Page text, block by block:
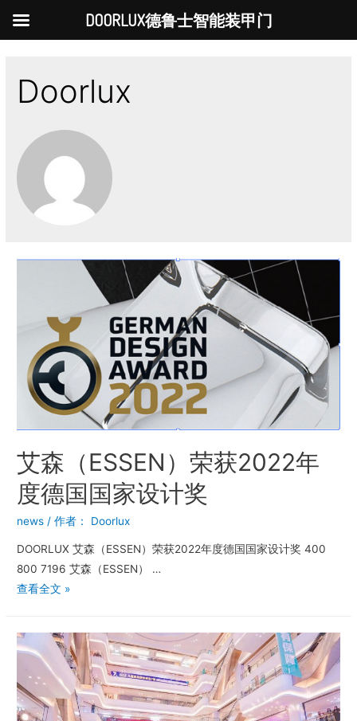
Doorlux
艾森（ESSEN）荣获2022年
度德国国家设计奖
news / 作者： Doorlux
DOORLUX 艾森（ESSEN）荣获2022年度德国国家设计奖 400
800 7196 艾森（ESSEN） …
查看全文 »
DOORLUX德鲁士智能装甲门